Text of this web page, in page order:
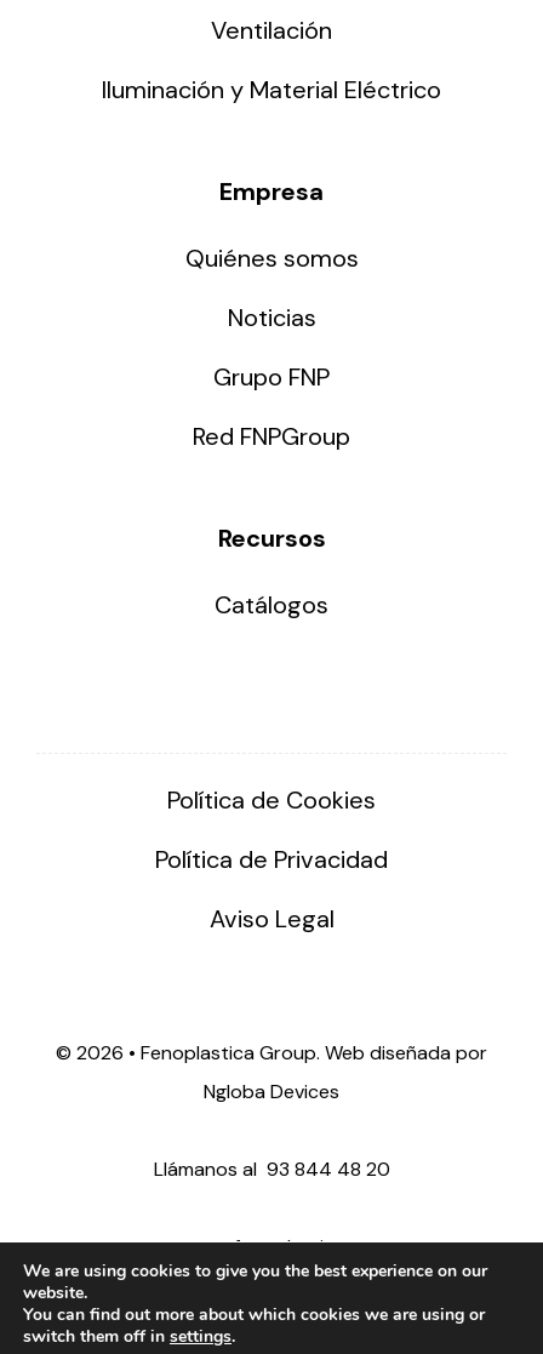
Ventilación
Iluminación y Material Eléctrico
Empresa
Quiénes somos
Noticias
Grupo FNP
Red FNPGroup
Recursos
Catálogos
Política de Cookies
Política de Privacidad
Aviso Legal
© 2026 • Fenoplastica Group. Web diseñada por
Ngloba Devices
Llámanos al 93 844 48 20
ventas@fenoplastica.com
export@fenoplastica.com
We are using cookies to give you the best experience on our
website.
You can find out more about which cookies we are using or
switch them off in settings.